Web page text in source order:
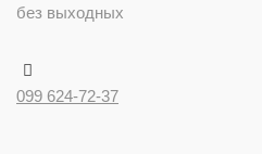
без выходных
099 624-72-37